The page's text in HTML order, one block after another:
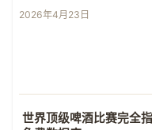
2026年4月23日
世界顶级啤酒比赛完全